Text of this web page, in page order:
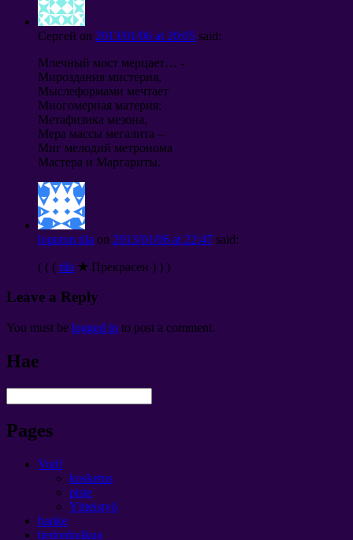
Сергей on 2013/01/06 at 20:05 said:
Млечный мост мерцает… -
Мироздания мистерия,
Мыслеформами мечтает
Многомерная материя:
Метафизика мезона,
Мера массы мегалита –
Миг мелодий метронома
Мастера и Маргариты.
loputon tila on 2013/01/06 at 22:47 said:
( ( ( tila ★ Прекрасен ) ) )
Leave a Reply
You must be logged in to post a comment.
Hae
Pages
Voit!
kosketus
piste
Yhteistyö
hanke
tiedonkulkua